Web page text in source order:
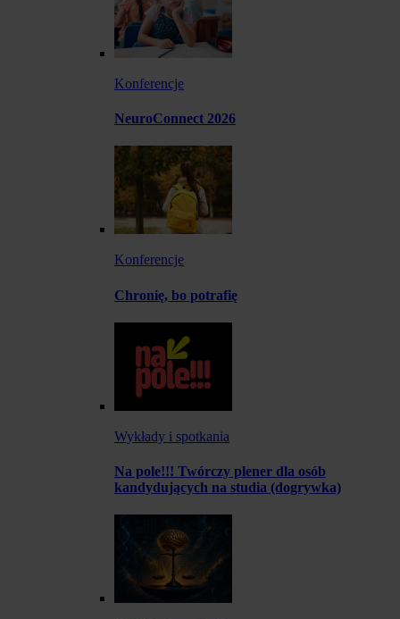
Konferencje
NeuroConnect 2026
Konferencje
Chronię, bo potrafię
Wykłady i spotkania
Na pole!!! Twórczy plener dla osób
kandydujących na studia (dogrywka)